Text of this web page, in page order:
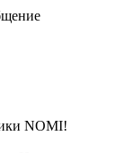
NOMI!